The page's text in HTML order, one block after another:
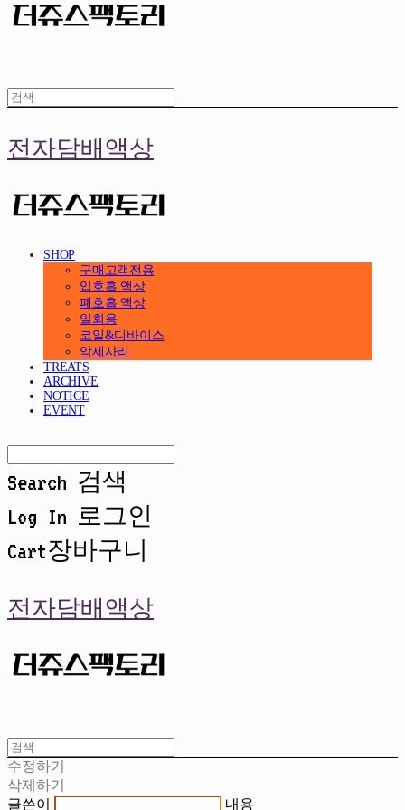
전자담배액상
SHOP
구매고객전용
입호흡 액상
폐호흡 액상
일회용
코일&디바이스
악세사리
TREATS
ARCHIVE
NOTICE
EVENT
Search 검색
Log In 로그인
Cart장바구니
전자담배액상
수정하기
삭제하기
글쓴이
내용